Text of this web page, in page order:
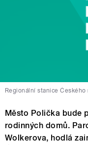
Regionální stanice Českého
Město Polička bude
rodinných domů.
Wolkerova, hodlá